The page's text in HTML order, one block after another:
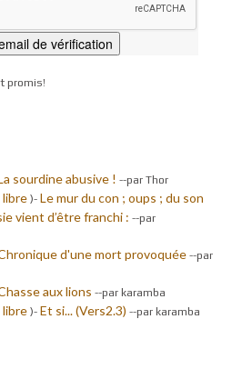
promis!
sourdine abusive ! --par Thor
libre )- Le mur du con ; oups ; du son
vient d’être franchi : --par
d'une mort provoquée --par
aux lions --par karamba
libre )- Et si... (Vers2.3) --par karamba